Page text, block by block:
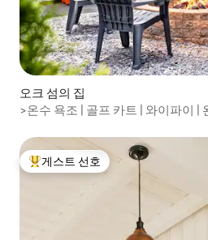
오크 섬의 집
>온수 욕조 | 골프 카트 | 와이파이 |
상위 게스트 선호
게스트 선호